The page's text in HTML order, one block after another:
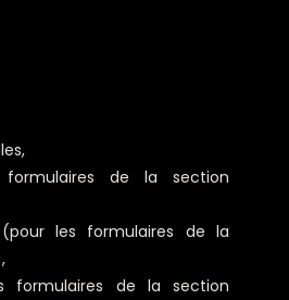
de la section
les formulaires de la
formulaires de la section